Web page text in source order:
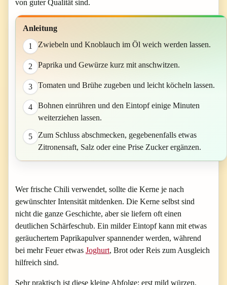
von guter Qualität sind.
Anleitung
1 Zwiebeln und Knoblauch im Öl weich werden lassen.
2 Paprika und Gewürze kurz mit anschwitzen.
3 Tomaten und Brühe zugeben und leicht köcheln lassen.
4
Bohnen einrühren und den Eintopf einige Minuten
weiterziehen lassen.
5
Zum Schluss abschmecken, gegebenenfalls etwas
Zitronensaft, Salz oder eine Prise Zucker ergänzen.
Wer frische Chili verwendet, sollte die Kerne je nach
gewünschter Intensität mitdenken. Die Kerne selbst sind
nicht die ganze Geschichte, aber sie liefern oft einen
deutlichen Schärfeschub. Ein milder Eintopf kann mit etwas
geräuchertem Paprikapulver spannender werden, während
bei mehr Feuer etwas Joghurt, Brot oder Reis zum Ausgleich
hilfreich sind.
Sehr praktisch ist diese kleine Abfolge: erst mild würzen,